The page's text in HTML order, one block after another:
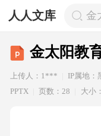
人人文库 金
金太阳教
上传人：1*** IP属地：
PPTX
页数：28 大小